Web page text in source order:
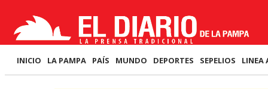
INICIO LA PAMPA PAÍS MUNDO DEPORTES SEPELIOS LINEA